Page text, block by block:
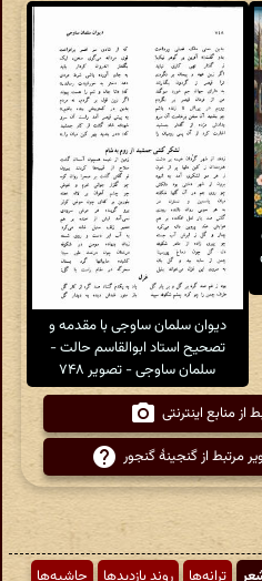
دیوان سلمان ساوجی با مقدمه و
تصحیح استاد ابوالقاسم حالت -
سلمان ساوجی - تصویر ۷۴۸
از منابع اینترنتی
مرتبط از گنجینهٔ گنجور